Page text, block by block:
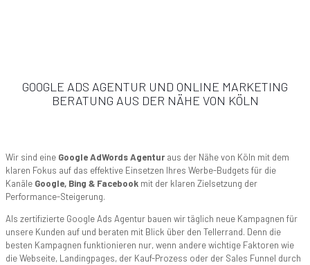
GOOGLE ADS AGENTUR UND ONLINE MARKETING
BERATUNG AUS DER NÄHE VON KÖLN
Wir sind eine Google AdWords Agentur aus der Nähe von Köln mit dem
klaren Fokus auf das effektive Einsetzen Ihres Werbe-Budgets für die
Kanäle Google, Bing & Facebook mit der klaren Zielsetzung der
Performance-Steigerung.
Als zertifizierte Google Ads Agentur bauen wir täglich neue Kampagnen für
unsere Kunden auf und beraten mit Blick über den Tellerrand. Denn die
besten Kampagnen funktionieren nur, wenn andere wichtige Faktoren wie
die Webseite, Landingpages, der Kauf-Prozess oder der Sales Funnel durch